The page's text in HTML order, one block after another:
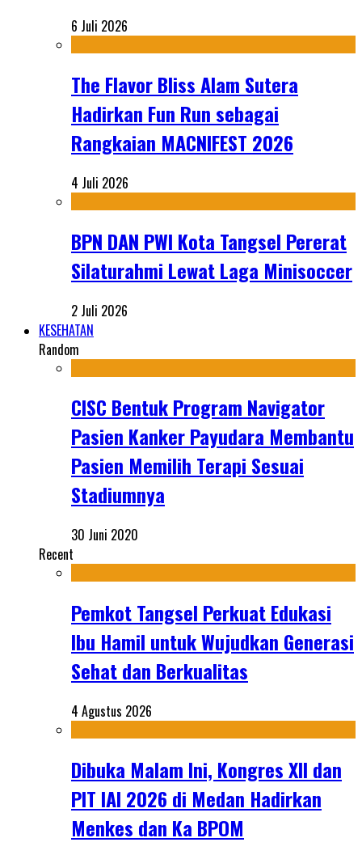
6 Juli 2026
The Flavor Bliss Alam Sutera
Hadirkan Fun Run sebagai
Rangkaian MACNIFEST 2026
4 Juli 2026
BPN DAN PWI Kota Tangsel Pererat
Silaturahmi Lewat Laga Minisoccer
2 Juli 2026
KESEHATAN
Random
CISC Bentuk Program Navigator
Pasien Kanker Payudara Membantu
Pasien Memilih Terapi Sesuai
Stadiumnya
30 Juni 2020
Recent
Pemkot Tangsel Perkuat Edukasi
Ibu Hamil untuk Wujudkan Generasi
Sehat dan Berkualitas
4 Agustus 2026
Dibuka Malam Ini, Kongres XII dan
PIT IAI 2026 di Medan Hadirkan
Menkes dan Ka BPOM